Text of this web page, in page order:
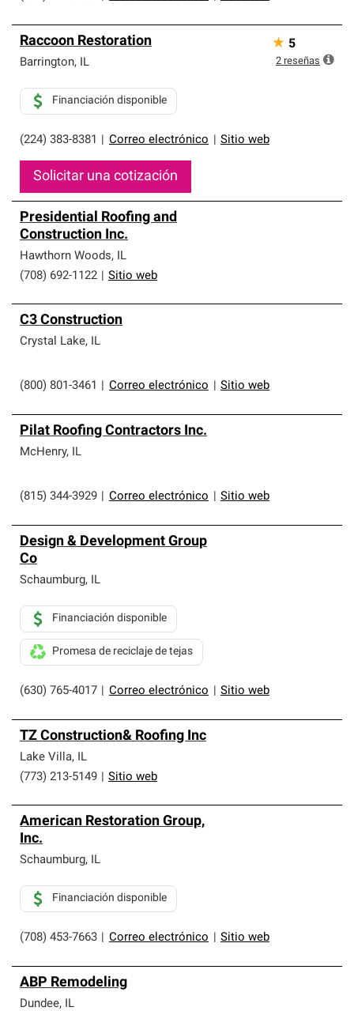
Raccoon Restoration
Barrington, IL
(224) 383-8381 Correo electrónico Sitio web
Financiación disponible
Solicitar una cotización
★ 5
2 reseñas
Presidential Roofing and
Construction Inc.
Hawthorn Woods, IL
(708) 692-1122
Sitio web
C3 Construction
Crystal Lake, IL
(800) 801-3461 Correo electrónico Sitio web
Pilat Roofing Contractors Inc.
McHenry, IL
(815) 344-3929 Correo electrónico Sitio web
Design & Development Group
Co
Schaumburg, IL
(630) 765-4017 Correo electrónico Sitio web
Financiación disponible
Promesa de reciclaje de tejas
TZ Construction& Roofing Inc
Lake Villa, IL
(773) 213-5149
Sitio web
American Restoration Group,
Inc.
Schaumburg, IL
(708) 453-7663 Correo electrónico Sitio web
Financiación disponible
ABP Remodeling
Dundee, IL